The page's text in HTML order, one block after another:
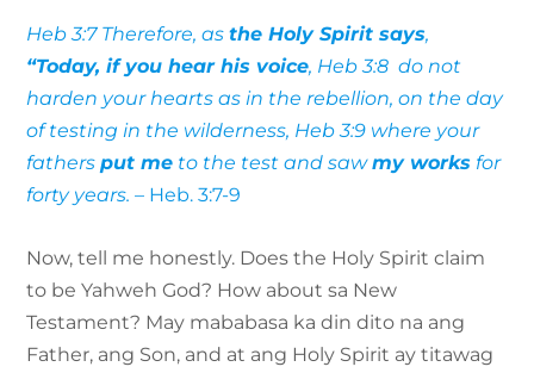
Heb 3:7 Therefore, asthe Holy Spirit says,
“Today, if you hear his voice, Heb 3:8 do not
harden your hearts as in the rebellion, on the day
of testing in the wilderness, Heb 3:9 where your
fathersput me to the test and sawmy works for
forty years. – Heb. 3:7-9
Now, tell me honestly. Does the Holy Spirit claim
to be Yahweh God? How about sa New
Testament? May mababasa ka din dito na ang
Father, ang Son, and at ang Holy Spirit ay titawag